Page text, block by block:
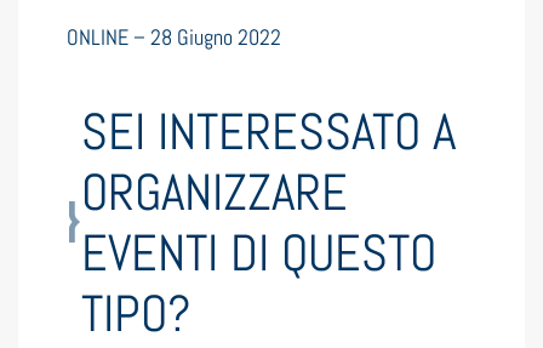
ONLINE – 28 Giugno 2022
SEI INTERESSATO A
ORGANIZZARE
EVENTI DI QUESTO
TIPO?